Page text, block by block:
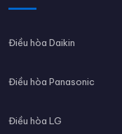
Điều hòa Daikin
Điều hòa Panasonic
Điều hòa LG